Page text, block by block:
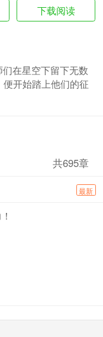
下载阅读
在星空下留下无数
开始踏上他们的征
共695章
最新